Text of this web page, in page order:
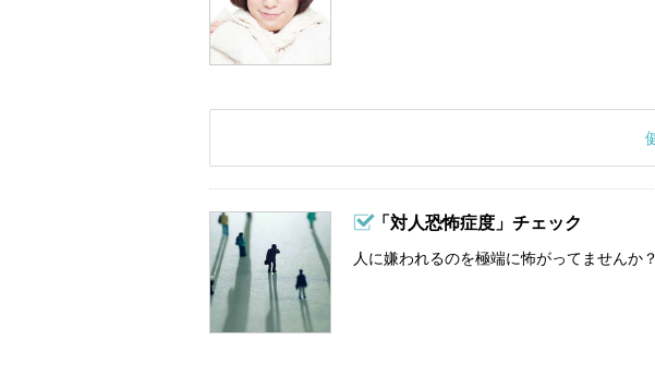
「対人恐怖症度」チェック
人に嫌われるのを極端に怖がってませんか？